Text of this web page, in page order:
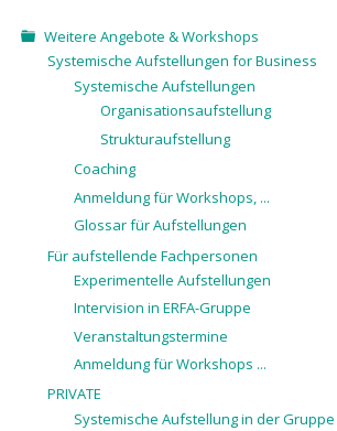
Weitere Angebote & Workshops
Systemische Aufstellungen for Business
Systemische Aufstellungen
Organisationsaufstellung
Strukturaufstellung
Coaching
Anmeldung für Workshops, ...
Glossar für Aufstellungen
Für aufstellende Fachpersonen
Experimentelle Aufstellungen
Intervision in ERFA-Gruppe
Veranstaltungstermine
Anmeldung für Workshops ...
PRIVATE
Systemische Aufstellung in der Gruppe